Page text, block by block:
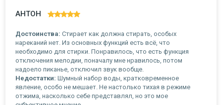
АНТОН
Достоинства: Стирает как должна стирать, особых
нареканий нет. Из основных функций есть всё, что
необходимо для стирки. Понравилось, что есть функция
отключения мелодии, поначалу мне нравилось, потом
надоело пиканье, отключил звук вообще.
Недостатки: Шумный набор воды, кратковременное
явление, особо не мешает. Не настолько тихая в режиме
отжима, насколько себе представлял, но это мое